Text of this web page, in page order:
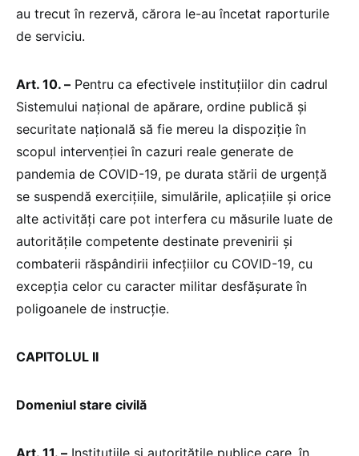
au trecut în rezervă, cărora le-au încetat raporturile
de serviciu.
Art. 10. – Pentru ca efectivele instituțiilor din cadrul
Sistemului național de apărare, ordine publică și
securitate națională să fie mereu la dispoziție în
scopul intervenției în cazuri reale generate de
pandemia de COVID-19, pe durata stării de urgență
se suspendă exercițiile, simulările, aplicațiile și orice
alte activități care pot interfera cu măsurile luate de
autoritățile competente destinate prevenirii și
combaterii răspândirii infecțiilor cu COVID-19, cu
excepția celor cu caracter militar desfășurate în
poligoanele de instrucție.
CAPITOLUL II
Domeniul stare civilă
Art. 11. – Instituțiile și autoritățile publice care, în